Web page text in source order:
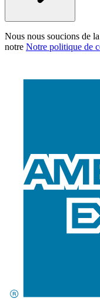
Nous nous soucions de
notre Notre politique de